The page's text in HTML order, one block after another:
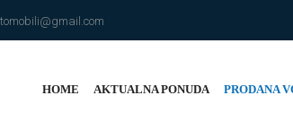
HOME AKTUALNA PONUDA PRODANA